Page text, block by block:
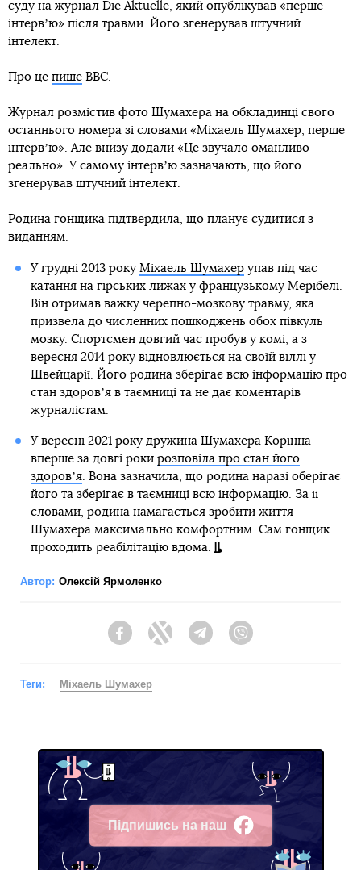
суду на журнал Die Aktuelle, який опублікував «перше
інтервʼю» після травми. Його згенерував штучний
інтелект.
Про це пише BBC.
Журнал розмістив фото Шумахера на обкладинці свого
останнього номера зі словами «Міхаель Шумахер, перше
інтервʼю». Але внизу додали «Це звучало оманливо
реально». У самому інтервʼю зазначають, що його
згенерував штучний інтелект.
Родина гонщика підтвердила, що планує судитися з
виданням.
У грудні 2013 року Міхаель Шумахерупав під час
катання на гірських лижах у французькому Мерібелі.
Він отримав важку черепно-мозкову травму, яка
призвела до численних пошкоджень обох півкуль
мозку. Спортсмен довгий час пробув у комі, а з
вересня 2014 року відновлюється на своїй віллі у
Швейцарії. Його родина зберігає всю інформацію про
стан здоровʼя в таємниці та не дає коментарів
журналістам.
У вересні 2021 року дружина Шумахера Корінна
вперше за довгі роки розповіла про стан його
здоровʼя. Вона зазначила, що родина наразі оберігає
його та зберігає в таємниці всю інформацію. За її
словами, родина намагається зробити життя
Шумахера максимально комфортним. Сам гонщик
проходить реабілітацію вдома.
Автор: Олексій Ярмоленко
FacebookTwitter Telegram
Теги: Міхаель Шумахер
Підпишись на наш
Facebook